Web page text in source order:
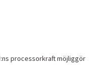
processorkraft möjliggör